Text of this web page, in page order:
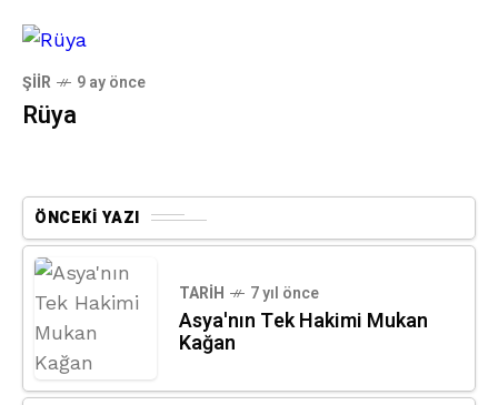
ŞIIR 9 ay önce
Rüya
ÖNCEKI YAZI
TARIH 7 yıl önce
Asya'nın Tek Hakimi Mukan
Kağan